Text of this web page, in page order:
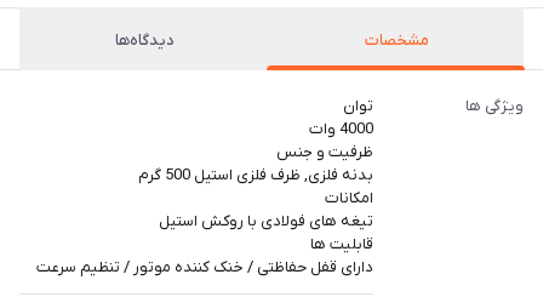
مشخصات دیدگاه‌ها
ویژگی ها
توان
4000 وات
ظرفیت و جنس
بدنه فلزی, ظرف فلزی استیل 500 گرم
امکانات
تیغه های فولادی با روکش استیل
قابلیت ها
دارای قفل حفاظتی / خنک کننده موتور / تنظیم سرعت